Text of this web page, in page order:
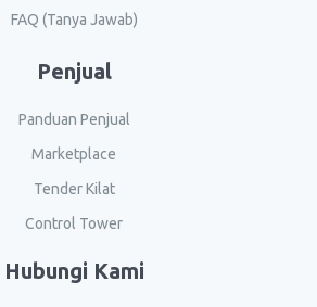
FAQ (Tanya Jawab)
Penjual
Panduan Penjual
Marketplace
Tender Kilat
Control Tower
Hubungi Kami